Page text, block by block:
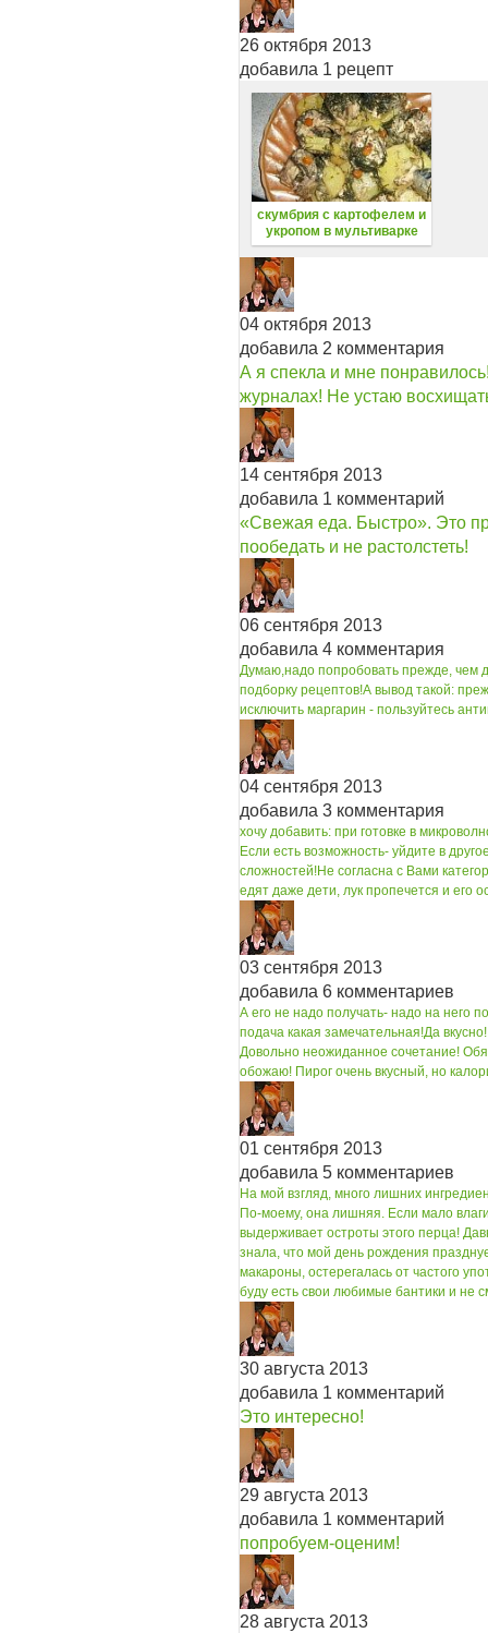
26 октября 2013
добавила 1 рецепт
скумбрия с картофелем и
укропом в мультиварке
04 октября 2013
добавила 2 комментария
А я спекла и мне
журналах! Не устаю
14 сентября 2013
добавила 1 комментарий
«Свежая еда. Быстро». Это
пообедать и не растолстеть!
06 сентября 2013
добавила 4 комментария
Думаю,надо попробовать прежде, чем
подборку рецептов!А вывод такой:
исключить маргарин - пользуйтесь
04 сентября 2013
добавила 3 комментария
хочу добавить: при готовке в
Если есть возможность- уйдите в
сложностей!Не согласна с Вами
едят даже дети, лук пропечется и его
03 сентября 2013
добавила 6 комментариев
А его не надо получать- надо на него
подача какая замечательная!Да
Довольно неожиданное сочетание!
обожаю! Пирог очень вкусный, но
01 сентября 2013
добавила 5 комментариев
На мой взгляд, много лишних
По-моему, она лишняя. Если мало
выдерживает остроты этого перца!
знала, что мой день рождения
макароны, остерегалась от частого
буду есть свои любимые бантики и не
30 августа 2013
добавила 1 комментарий
Это интересно!
29 августа 2013
добавила 1 комментарий
попробуем-оценим!
28 августа 2013